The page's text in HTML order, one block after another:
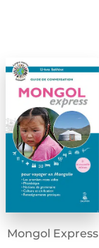
Mongol Express